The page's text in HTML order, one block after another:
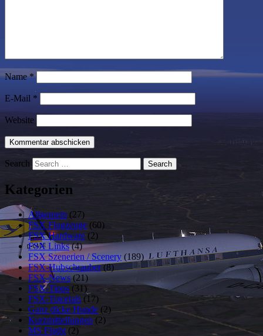
Name*
E-Mail *
Website
Search
Kategorien
Allgemein (27)
FSX Flugzeuge (60)
FSX Hardware (2)
FSX Links(4)
FSX Szenerien / Scenery (189)
FSX-Hubschrauber(8)
FSX-News(21)
FSX-Tipps (31)
FSX-Tutorials (17)
Ganz dicke Hunde (2)
Kurzmitteilungen (2)
MS Flight (2)